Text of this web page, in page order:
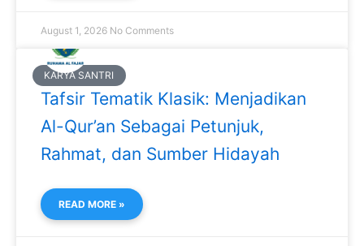
August 1, 2026 No Comments
KARYA SANTRI
Tafsir Tematik Klasik: Menjadikan
Al-Qur’an Sebagai Petunjuk,
Rahmat, dan Sumber Hidayah
READ MORE »